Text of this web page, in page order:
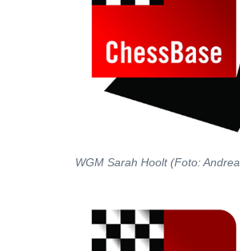
WGM Sarah Hoolt (Foto: